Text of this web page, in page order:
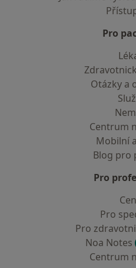
Pro
Otázky a
Centrum
Mobilní
Blog pro
Pro
Pro
Pro
Noa Notes
Centrum